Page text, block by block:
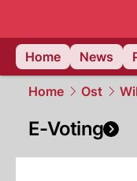
Home
News
Home Ost Wil
E-Voting